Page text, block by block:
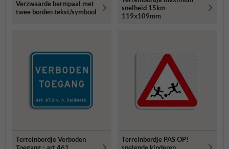
Verzwaarde bermpaal met
twee borden tekst/symbool
snelheid 15km
119x109mm
Terreinbordje Verboden
Terreinbordje PAS OP!